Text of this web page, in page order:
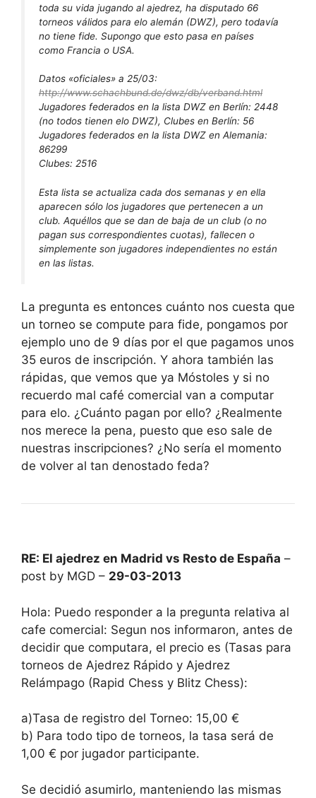
toda su vida jugando al ajedrez, ha disputado 66
torneos válidos para elo alemán (DWZ), pero todavía
no tiene fide. Supongo que esto pasa en países
como Francia o USA.
Datos «oficiales» a 25/03:
http://www.schachbund.de/dwz/db/verband.html
Jugadores federados en la lista DWZ en Berlín: 2448
(no todos tienen elo DWZ), Clubes en Berlín: 56
Jugadores federados en la lista DWZ en Alemania:
86299
Clubes: 2516
Esta lista se actualiza cada dos semanas y en ella
aparecen sólo los jugadores que pertenecen a un
club. Aquéllos que se dan de baja de un club (o no
pagan sus correspondientes cuotas), fallecen o
simplemente son jugadores independientes no están
en las listas.
La pregunta es entonces cuánto nos cuesta que
un torneo se compute para fide, pongamos por
ejemplo uno de 9 días por el que pagamos unos
35 euros de inscripción. Y ahora también las
rápidas, que vemos que ya Móstoles y si no
recuerdo mal café comercial van a computar
para elo. ¿Cuánto pagan por ello? ¿Realmente
nos merece la pena, puesto que eso sale de
nuestras inscripciones? ¿No sería el momento
de volver al tan denostado feda?
RE: El ajedrez en Madrid vs Resto de España –
post by MGD – 29-03-2013
Hola: Puedo responder a la pregunta relativa al
cafe comercial: Segun nos informaron, antes de
decidir que computara, el precio es (Tasas para
torneos de Ajedrez Rápido y Ajedrez
Relámpago (Rapid Chess y Blitz Chess):
a)Tasa de registro del Torneo: 15,00 €
b) Para todo tipo de torneos, la tasa será de
1,00 € por jugador participante.
Se decidió asumirlo, manteniendo las mismas